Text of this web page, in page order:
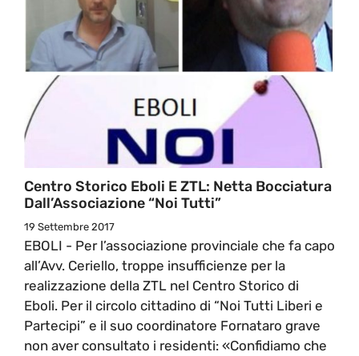
Centro Storico Eboli E ZTL: Netta Bocciatura
Dall’Associazione “Noi Tutti”
19 Settembre 2017
EBOLI - Per l’associazione provinciale che fa capo
all’Avv. Ceriello, troppe insufficienze per la
realizzazione della ZTL nel Centro Storico di
Eboli. Per il circolo cittadino di “Noi Tutti Liberi e
Partecipi” e il suo coordinatore Fornataro grave
non aver consultato i residenti: «Confidiamo che